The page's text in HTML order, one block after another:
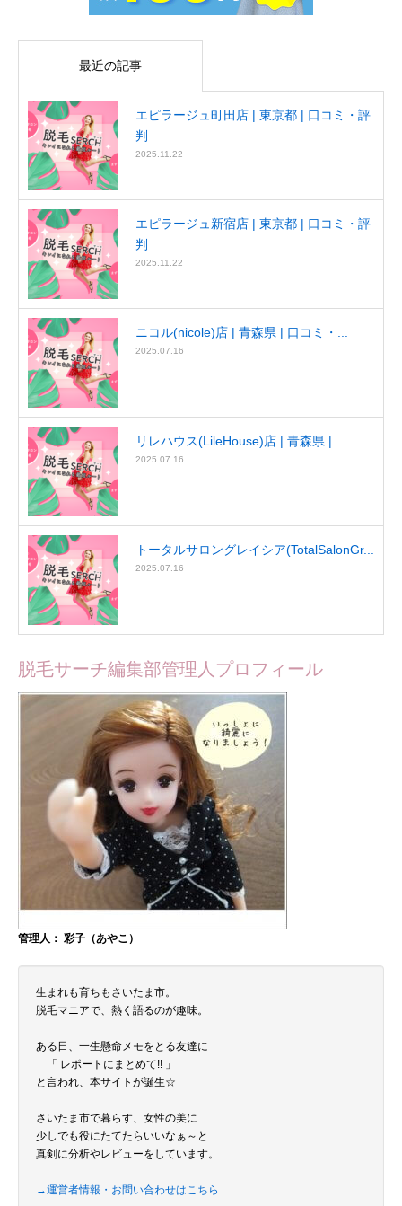
最近の記事
エピラージュ町田店 | 東京都 | 口コミ・評
判
2025.11.22
エピラージュ新宿店 | 東京都 | 口コミ・評
判
2025.11.22
ニコル(nicole)店 | 青森県 | 口コミ・...
2025.07.16
リレハウス(LileHouse)店 | 青森県 |...
2025.07.16
トータルサロングレイシア(TotalSalonGr...
2025.07.16
脱毛サーチ編集部管理人プロフィール
管理人： 彩子（あやこ）
生まれも育ちもさいたま市。
脱毛マニアで、熱く語るのが趣味。
ある日、一生懸命メモをとる友達に
「 レポートにまとめて!! 」
と言われ、本サイトが誕生☆
さいたま市で暮らす、女性の美に
少しでも役にたてたらいいなぁ～と
真剣に分析やレビューをしています。
→運営者情報・お問い合わせはこちら